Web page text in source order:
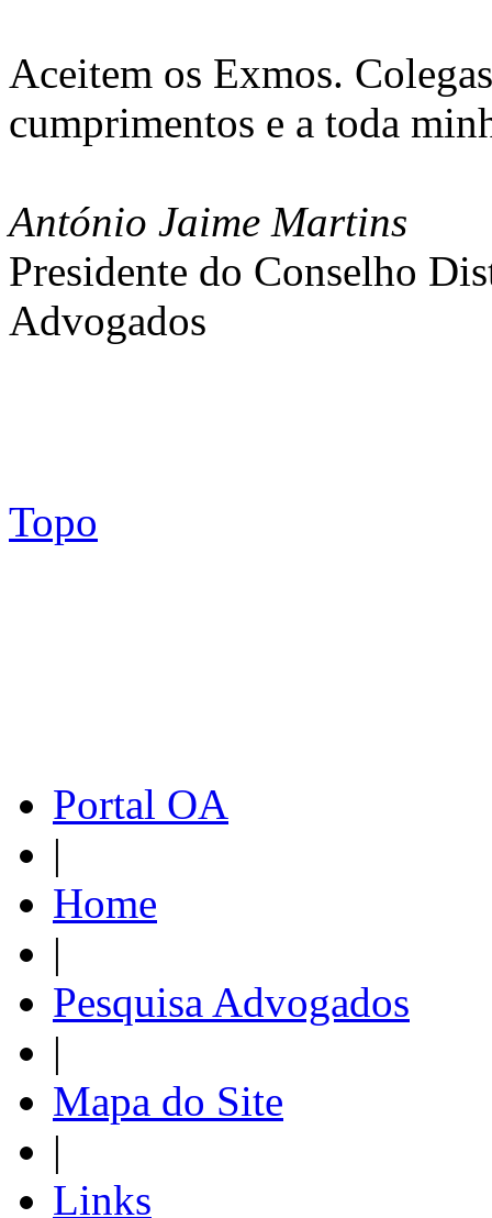
Aceitem os Exmos.
cumprimentos e a toda
António Jaime Martins
Presidente do Conselho
Advogados
Topo
Portal OA
|
Home
|
Pesquisa Advogados
|
Mapa do Site
|
Links